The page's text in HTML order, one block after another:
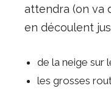
attendra (on va
en découlent
de la neige sur
les grosses